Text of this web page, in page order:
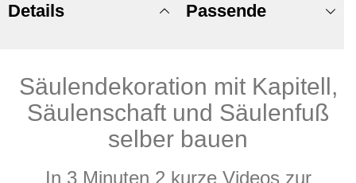
Details
Säulendekoration mit Kapitell,
Säulenschaft und Säulenfuß
selber bauen
In 3 Minuten 2 kurze Videos zur
Passende
Produkte